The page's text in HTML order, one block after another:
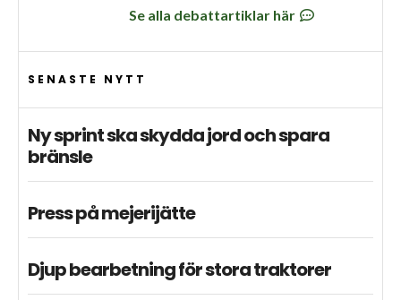
Se alla debattartiklar här
SENASTE NYTT
Ny sprint ska skydda jord och spara
bränsle
Press på mejerijätte
Djup bearbetning för stora traktorer